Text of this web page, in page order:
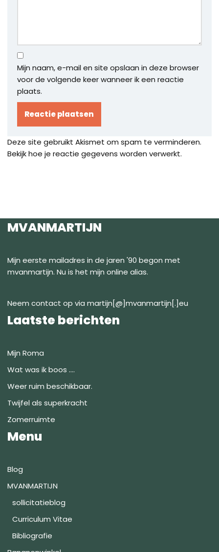
Mijn naam, e-mail en site opslaan in deze browser
voor de volgende keer wanneer ik een reactie
plaats.
Deze site gebruikt Akismet om spam te verminderen.
Bekijk hoe je reactie gegevens worden verwerkt.
MVANMARTIJN
Mijn eerste mailadres in de jaren '90 begon met
mvanmartijn. Nu is het mijn online alias.
Neem contact op via martijn[@]mvanmartijn[.]eu
Laatste berichten
Mijn Roma
Wat was ik boos ….
Weer ruim beschikbaar.
Twijfel als superkracht
Zomerruimte
Menu
Blog
MVANMARTIJN
sollicitatieblog
Curriculum Vitae
Bibliografie